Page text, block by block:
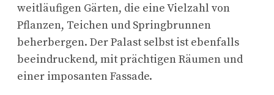
weitläufigen Gärten, die eine Vielzahl von
Pflanzen, Teichen und Springbrunnen
beherbergen. Der Palast selbst ist ebenfalls
beeindruckend, mit prächtigen Räumen und
einer imposanten Fassade.